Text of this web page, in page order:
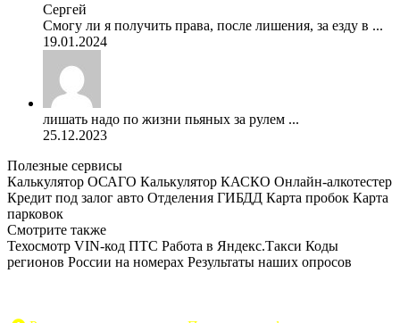
Сергей
Смогу ли я получить права, после лишения, за езду в ...
19.01.2024
лишать надо по жизни пьяных за рулем ...
25.12.2023
Полезные сервисы
Калькулятор ОСАГО Калькулятор КАСКО Онлайн-алкотестер
Кредит под залог авто Отделения ГИБДД Карта пробок Карта
парковок
Смотрите также
Техосмотр VIN-код ПТС Работа в Яндекс.Такси Коды
регионов России на номерах Результаты наших опросов